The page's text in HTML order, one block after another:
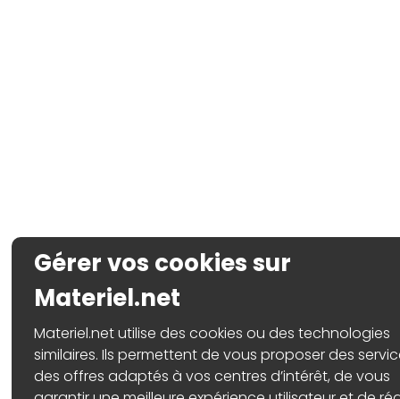
Gérer vos cookies sur
Materiel.net
Materiel.net utilise des cookies ou des technologies
similaires. Ils permettent de vous proposer des
des offres adaptés à vos centres d’intérêt, de vous